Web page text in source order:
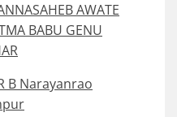
AWATE
BABU GENU
B Narayanrao